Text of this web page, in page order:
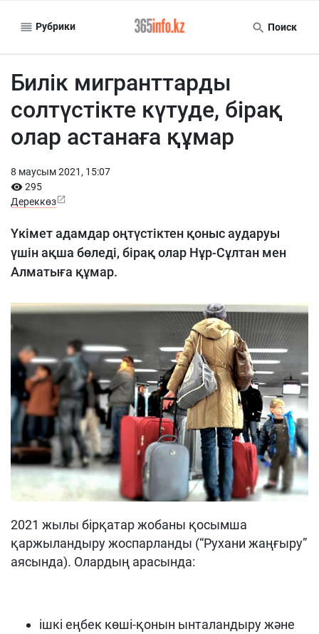
Рубрики Поиск
Билік мигранттарды
солтүстікте күтуде, бірақ
олар астанаға құмар
8 маусым 2021, 15:07
295
Дереккөз
Үкімет адамдар оңтүстіктен қоныс аударуы
үшін ақша бөледі, бірақ олар Нұр-Сұлтан мен
Алматыға құмар.
2021 жылы бірқатар жобаны қосымша
қаржыландыру жоспарланды (“Рухани жаңғыру”
аясында). Олардың арасында:
ішкі еңбек көші-қонын ынталандыру және